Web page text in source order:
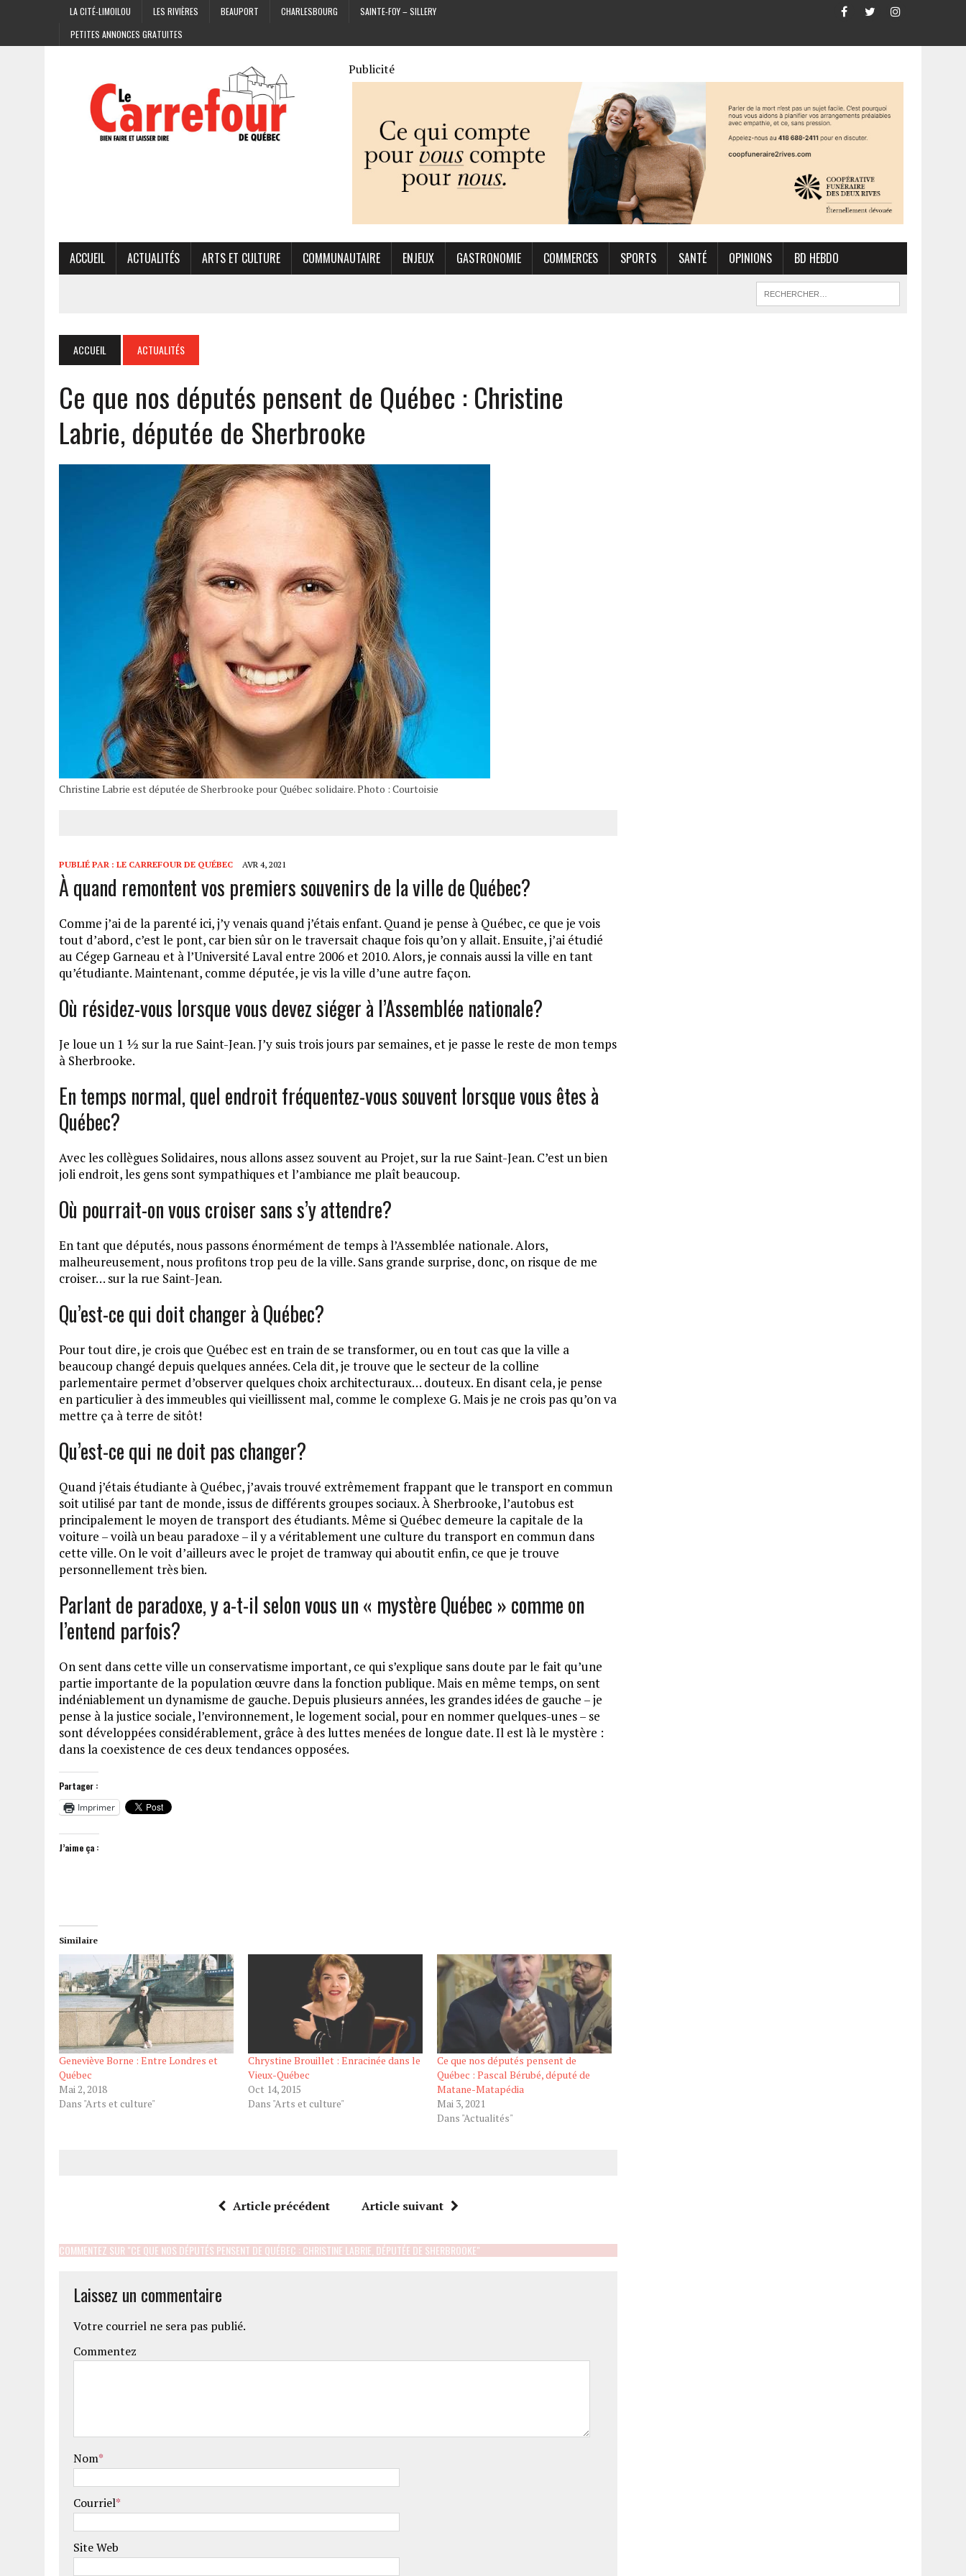
LA CITÉ-LIMOILOU LES RIVIÈRES BEAUPORT CHARLESBOURG
SAINTE-FOY – SILLERY
PETITES ANNONCES GRATUITES
Publicité
ACCUEIL ACTUALITÉS ARTS ET CULTURE COMMUNAUTAIRE ENJEUX GASTRONOMIE COMMERCES SPORTS SANTÉ OPINIONS BD HEBDO
ACCUEIL ACTUALITÉS
Ce que nos députés pensent de Québec : Christine
Labrie, députée de Sherbrooke
Christine Labrie est députée de Sherbrooke pour Québec solidaire. Photo : Courtoisie
PUBLIÉ PAR : LE CARREFOUR DE QUÉBEC AVR 4, 2021
À quand remontent vos premiers souvenirs de la ville de Québec?
Comme j’ai de la parenté ici, j’y venais quand j’étais enfant. Quand je pense à Québec, ce que je vois
tout d’abord, c’est le pont, car bien sûr on le traversait chaque fois qu’on y allait. Ensuite, j’ai étudié
au Cégep Garneau et à l’Université Laval entre 2006 et 2010. Alors, je connais aussi la ville en tant
qu’étudiante. Maintenant, comme députée, je vis la ville d’une autre façon.
Où résidez-vous lorsque vous devez siéger à l’Assemblée nationale?
Je loue un 1 ½ sur la rue Saint-Jean. J’y suis trois jours par semaines, et je passe le reste de mon temps
à Sherbrooke.
En temps normal, quel endroit fréquentez-vous souvent lorsque vous êtes à
Québec?
Avec les collègues Solidaires, nous allons assez souvent au Projet, sur la rue Saint-Jean. C’est un bien
joli endroit, les gens sont sympathiques et l’ambiance me plaît beaucoup.
Où pourrait-on vous croiser sans s’y attendre?
En tant que députés, nous passons énormément de temps à l’Assemblée nationale. Alors,
malheureusement, nous profitons trop peu de la ville. Sans grande surprise, donc, on risque de me
croiser… sur la rue Saint-Jean.
Qu’est-ce qui doit changer à Québec?
Pour tout dire, je crois que Québec est en train de se transformer, ou en tout cas que la ville a
beaucoup changé depuis quelques années. Cela dit, je trouve que le secteur de la colline
parlementaire permet d’observer quelques choix architecturaux… douteux. En disant cela, je pense
en particulier à des immeubles qui vieillissent mal, comme le complexe G. Mais je ne crois pas qu’on va
mettre ça à terre de sitôt!
Qu’est-ce qui ne doit pas changer?
Quand j’étais étudiante à Québec, j’avais trouvé extrêmement frappant que le transport en commun
soit utilisé par tant de monde, issus de différents groupes sociaux. À Sherbrooke, l’autobus est
principalement le moyen de transport des étudiants. Même si Québec demeure la capitale de la
voiture – voilà un beau paradoxe – il y a véritablement une culture du transport en commun dans
cette ville. On le voit d’ailleurs avec le projet de tramway qui aboutit enfin, ce que je trouve
personnellement très bien.
Parlant de paradoxe, y a-t-il selon vous un « mystère Québec » comme on
l’entend parfois?
On sent dans cette ville un conservatisme important, ce qui s’explique sans doute par le fait qu’une
partie importante de la population œuvre dans la fonction publique. Mais en même temps, on sent
indéniablement un dynamisme de gauche. Depuis plusieurs années, les grandes idées de gauche – je
pense à la justice sociale, l’environnement, le logement social, pour en nommer quelques-unes – se
sont développées considérablement, grâce à des luttes menées de longue date. Il est là le mystère :
dans la coexistence de ces deux tendances opposées.
Partager :
Imprimer
J’aime ça :
Similaire
Geneviève Borne : Entre Londres et
Québec
Mai 2, 2018
Dans "Arts et culture"
Chrystine Brouillet : Enracinée dans le
Vieux-Québec
Oct 14, 2015
Dans "Arts et culture"
Ce que nos députés pensent de
Québec : Pascal Bérubé, député de
Matane-Matapédia
Mai 3, 2021
Dans "Actualités"
Article précédent Article suivant
COMMENTEZ SUR "CE QUE NOS DÉPUTÉS PENSENT DE QUÉBEC : CHRISTINE LABRIE, DÉPUTÉE DE SHERBROOKE"
Laissez un commentaire
Votre courriel ne sera pas publié.
Commentez
Nom*
Courriel*
Site Web